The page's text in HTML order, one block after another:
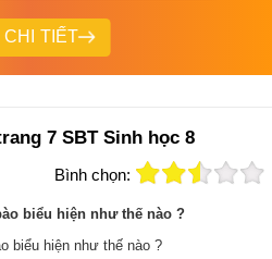
CHI TIẾT
7 SBT Sinh học 8
Bình chọn:
biểu hiện như thế nào ?
biểu hiện như thế nào ?